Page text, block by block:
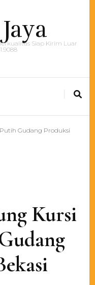
Siap Kirim Luar
Gudang Produksi
Kursi